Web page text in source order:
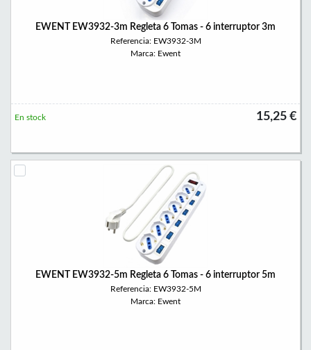
EWENT EW3932-3m Regleta 6 Tomas - 6 interruptor 3m
Referencia: EW3932-3M
Marca: Ewent
15,25 €
En stock
EWENT EW3932-5m Regleta 6 Tomas - 6 interruptor 5m
Referencia: EW3932-5M
Marca: Ewent